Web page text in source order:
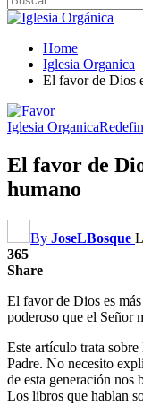
Home
Iglesia Organica
El favor de Dios
Iglesia Organica
El favor de
humano
By JoseLBosque
365
Share
El favor de Dios es
poderoso que el Señor
Este artículo trata
Padre. No necesito
de esta generación nos
Los libros que hablan